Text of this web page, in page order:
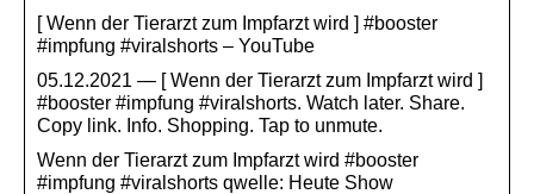
[ Wenn der Tierarzt zum Impfarzt wird ] #booster
#impfung #viralshorts – YouTube
05.12.2021 — [ Wenn der Tierarzt zum Impfarzt wird ]
#booster #impfung #viralshorts. Watch later. Share.
Copy link. Info. Shopping. Tap to unmute.
Wenn der Tierarzt zum Impfarzt wird #booster
#impfung #viralshorts qwelle: Heute Show